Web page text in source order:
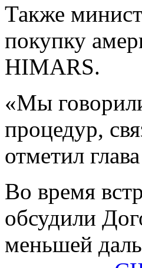
Также
покупку
HIMARS.
«Мы
процедур,
отметил
Во время
обсудили
меньшей